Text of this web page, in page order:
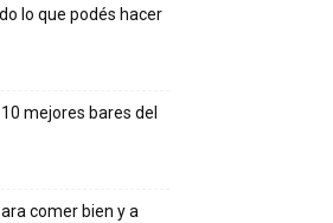
lo que podés hacer
mejores bares del
comer bien y a